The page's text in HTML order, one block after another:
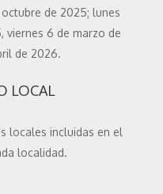
de 2025; lunes
viernes 6 de marzo de
de 2026.
LOCAL
locales incluidas en el
localidad.